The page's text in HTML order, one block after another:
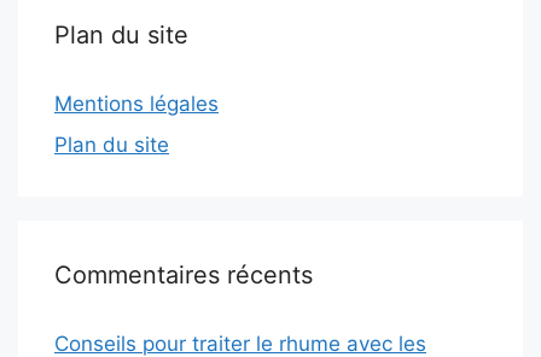
Plan du site
Mentions légales
Plan du site
Commentaires récents
Conseils pour traiter le rhume avec les